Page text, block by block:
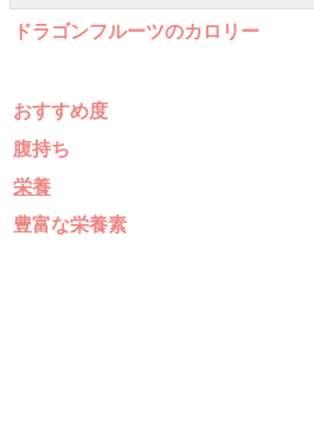
ドラゴンフルーツのカロリー
おすすめ度
腹持ち
栄養
豊富な栄養素